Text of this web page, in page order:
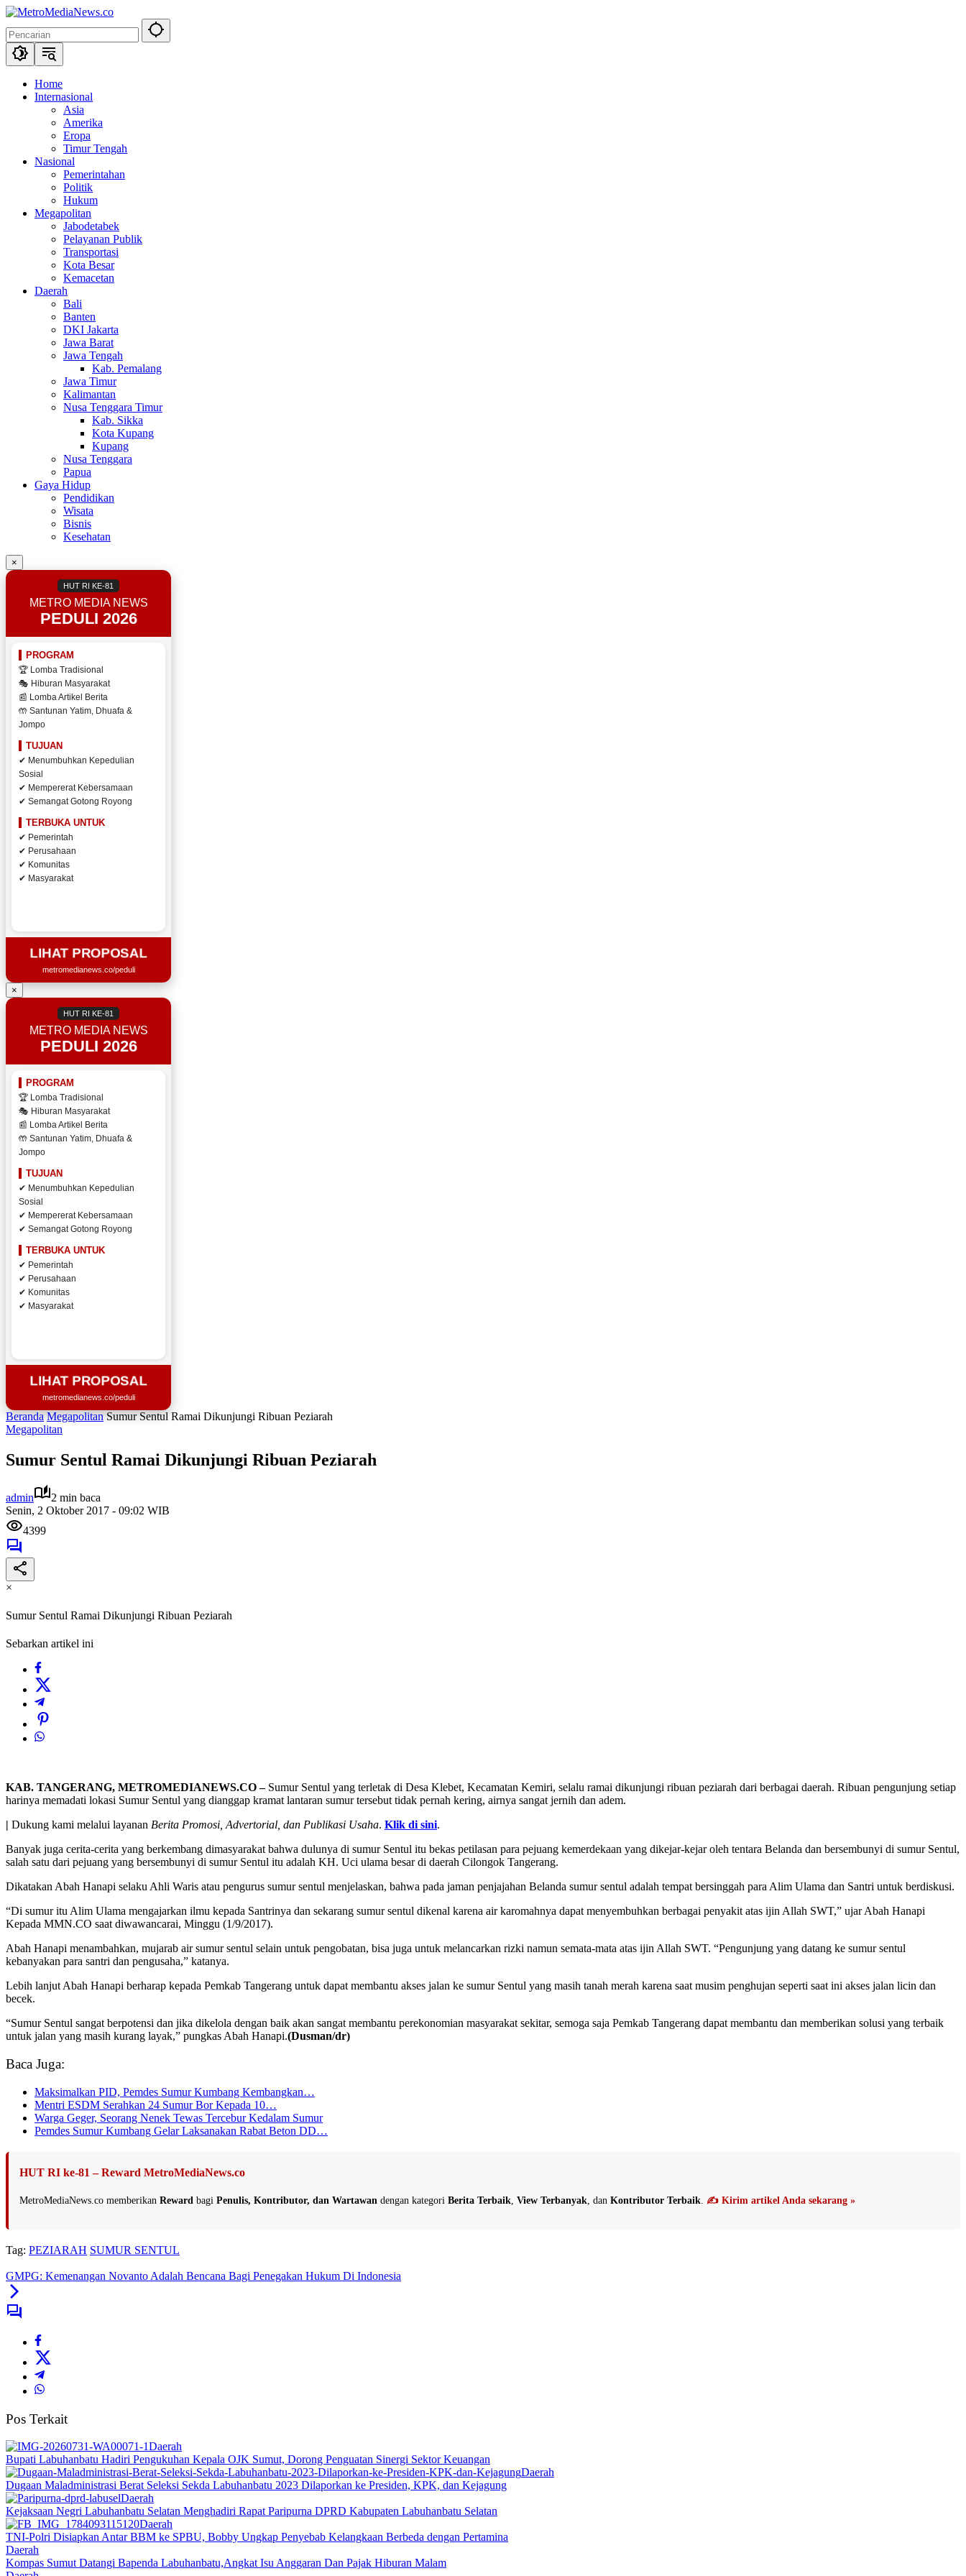
Langsung
konten
Home
Internasional
Asia
Amerika
Eropa
Timur Tengah
Nasional
Pemerintahan
Politik
Hukum
Megapolitan
Jabodetabek
Pelayanan Publik
Transportasi
Kota Besar
Kemacetan
Daerah
Bali
Banten
DKI Jakarta
Jawa Barat
Jawa Tengah
Kab. Pemalang
Jawa Timur
Kalimantan
Nusa Tenggara Timur
Kab. Sikka
Kota Kupang
Kupang
Nusa Tenggara
Papua
Gaya Hidup
Pendidikan
Wisata
Bisnis
Kesehatan
×
HUT RI KE-81
METRO MEDIA NEWS
PEDULI 2026
PROGRAM
🏆 Lomba Tradisional
🎭 Hiburan Masyarakat
📰 Lomba Artikel Berita
🤲 Santunan Yatim, Dhuafa &
Jompo
TUJUAN
✔ Menumbuhkan Kepedulian
Sosial
✔ Mempererat Kebersamaan
✔ Semangat Gotong Royong
TERBUKA UNTUK
✔ Pemerintah
✔ Perusahaan
✔ Komunitas
✔ Masyarakat
LIHAT PROPOSAL
metromedianews.co/peduli
×
HUT RI KE-81
METRO MEDIA NEWS
PEDULI 2026
PROGRAM
🏆 Lomba Tradisional
🎭 Hiburan Masyarakat
📰 Lomba Artikel Berita
🤲 Santunan Yatim, Dhuafa &
Jompo
TUJUAN
✔ Menumbuhkan Kepedulian
Sosial
✔ Mempererat Kebersamaan
✔ Semangat Gotong Royong
TERBUKA UNTUK
✔ Pemerintah
✔ Perusahaan
✔ Komunitas
✔ Masyarakat
LIHAT PROPOSAL
metromedianews.co/peduli
Beranda Megapolitan Sumur Sentul Ramai Dikunjungi Ribuan Peziarah
Megapolitan
Sumur Sentul Ramai Dikunjungi Ribuan Peziarah
admin
2 min baca
Senin, 2 Oktober 2017 - 09:02 WIB
4399
×
Sumur Sentul Ramai Dikunjungi Ribuan Peziarah
Sebarkan artikel ini
KAB. TANGERANG, METROMEDIANEWS.CO –Sumur Sentul yang terletak di Desa Klebet, Kecamatan Kemiri, selalu ramai dikunjungi ribuan peziarah dari berbagai daerah. Ribuan pengunjung setiap
harinya memadati lokasi Sumur Sentul yang dianggap kramat lantaran sumur tersebut tidak pernah kering, airnya sangat jernih dan adem.
| Dukung kami melalui layanan Berita Promosi, Advertorial, dan Publikasi Usaha. Klik di sini.
Banyak juga cerita-cerita yang berkembang dimasyarakat bahwa dulunya di sumur Sentul itu bekas petilasan para pejuang kemerdekaan yang dikejar-kejar oleh tentara Belanda dan bersembunyi di sumur Sentul,
salah satu dari pejuang yang bersembunyi di sumur Sentul itu adalah KH. Uci ulama besar di daerah Cilongok Tangerang.
Dikatakan Abah Hanapi selaku Ahli Waris atau pengurus sumur sentul menjelaskan, bahwa pada jaman penjajahan Belanda sumur sentul adalah tempat bersinggah para Alim Ulama dan Santri untuk berdiskusi.
“Di sumur itu Alim Ulama mengajarkan ilmu kepada Santrinya dan sekarang sumur sentul dikenal karena air karomahnya dapat menyembuhkan berbagai penyakit atas ijin Allah SWT,” ujar Abah Hanapi
Kepada MMN.CO saat diwawancarai, Minggu (1/9/2017).
Abah Hanapi menambahkan, mujarab air sumur sentul selain untuk pengobatan, bisa juga untuk melancarkan rizki namun semata-mata atas ijin Allah SWT. “Pengunjung yang datang ke sumur sentul
kebanyakan para santri dan pengusaha,” katanya.
Lebih lanjut Abah Hanapi berharap kepada Pemkab Tangerang untuk dapat membantu akses jalan ke sumur Sentul yang masih tanah merah karena saat musim penghujan seperti saat ini akses jalan licin dan
becek.
“Sumur Sentul sangat berpotensi dan jika dikelola dengan baik akan sangat membantu perekonomian masyarakat sekitar, semoga saja Pemkab Tangerang dapat membantu dan memberikan solusi yang terbaik
untuk jalan yang masih kurang layak,” pungkas Abah Hanapi.(Dusman/dr)
Baca Juga:
Maksimalkan PID, Pemdes Sumur Kumbang Kembangkan…
Mentri ESDM Serahkan 24 Sumur Bor Kepada 10…
Warga Geger, Seorang Nenek Tewas Tercebur Kedalam Sumur
Pemdes Sumur Kumbang Gelar Laksanakan Rabat Beton DD…
HUT RI ke-81 – Reward MetroMediaNews.co
MetroMediaNews.co memberikan Reward bagi Penulis, Kontributor, dan Wartawan dengan kategori Berita Terbaik View Terbanyak , dan Kontributor Terbaik ✍️ Kirim artikel Anda sekarang »
Tag: PEZIARAH SUMUR SENTUL
GMPG: Kemenangan Novanto Adalah Bencana Bagi Penegakan Hukum Di Indonesia
Pos Terkait
Daerah
Bupati Labuhanbatu Hadiri Pengukuhan Kepala OJK Sumut, Dorong Penguatan Sinergi Sektor Keuangan
Daerah
Dugaan Maladministrasi Berat Seleksi Sekda Labuhanbatu 2023 Dilaporkan ke Presiden, KPK, dan Kejagung
Daerah
Kejaksaan Negri Labuhanbatu Selatan Menghadiri Rapat Paripurna DPRD Kabupaten Labuhanbatu Selatan
Daerah
TNI-Polri Disiapkan Antar BBM ke SPBU, Bobby Ungkap Penyebab Kelangkaan Berbeda dengan Pertamina
Daerah
Kompas Sumut Datangi Bapenda Labuhanbatu,Angkat Isu Anggaran Dan Pajak Hiburan Malam